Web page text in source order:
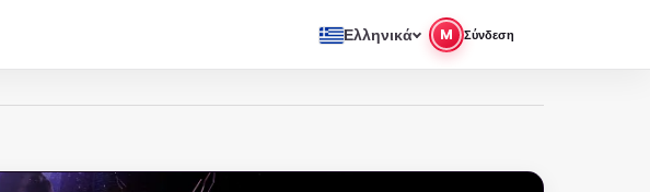
Ελληνικά M Σύνδεση